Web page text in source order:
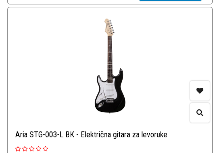
Aria STG-003-L BK - Električna gitara za levoruke